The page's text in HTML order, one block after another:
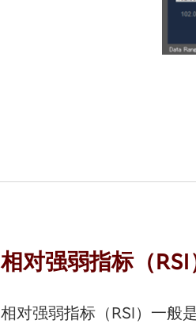
相对强弱指标（RSI
相对强弱指标（RSI）一般